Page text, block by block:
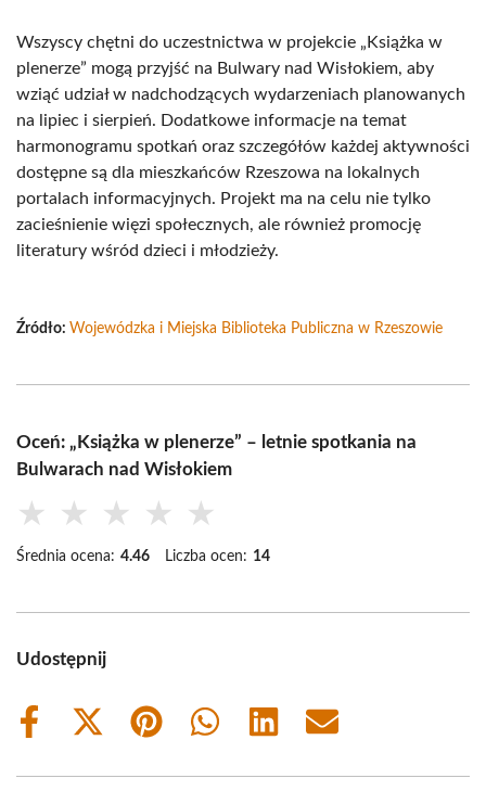
Wszyscy chętni do uczestnictwa w projekcie „Książka w
plenerze” mogą przyjść na Bulwary nad Wisłokiem, aby
wziąć udział w nadchodzących wydarzeniach planowanych
na lipiec i sierpień. Dodatkowe informacje na temat
harmonogramu spotkań oraz szczegółów każdej aktywności
dostępne są dla mieszkańców Rzeszowa na lokalnych
portalach informacyjnych. Projekt ma na celu nie tylko
zacieśnienie więzi społecznych, ale również promocję
literatury wśród dzieci i młodzieży.
Źródło: Wojewódzka i Miejska Biblioteka Publiczna w Rzeszowie
Oceń: „Książka w plenerze” – letnie spotkania na
Bulwarach nad Wisłokiem
★ ★ ★ ★ ★
Średnia ocena: 4.46 Liczba ocen: 14
Udostępnij
Share
Share
(Twitter)
Share
Share
Share
Share